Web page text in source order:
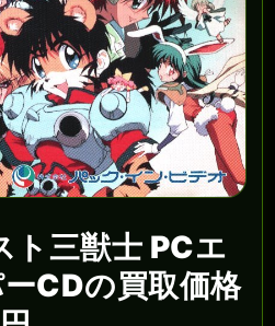
ト三獣士 PCエ
CDの買取価格